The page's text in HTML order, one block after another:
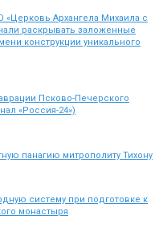
«Церковь Архангела Михаила с
раскрывать заложенные
конструкции уникального
Псково-Печерского
«Россия-24»)
панагию митрополиту Тихону
систему при подготовке к
монастыря